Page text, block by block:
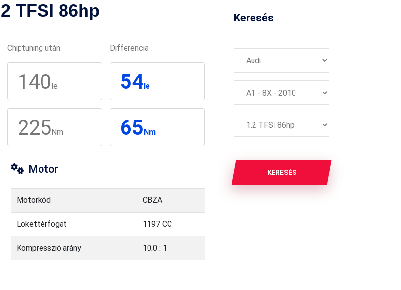
TFSI 86hp
Chiptuning után Differencia
140le 54le
225Nm 65Nm
Motor
Motorkód CBZA
Lökettérfogat 1197 CC
Kompresszió arány 10,0 : 1
Keresés
KERESÉS